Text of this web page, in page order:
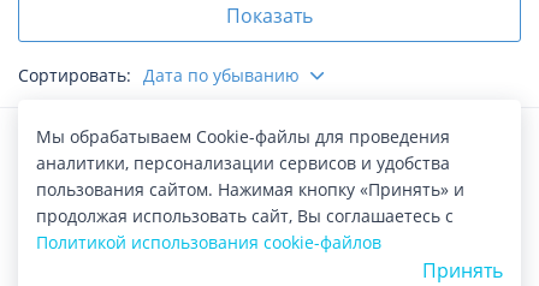
Показать
Сортировать: Дата по убыванию
5
31.07.2026 Санкт-Петербург
Мы обрабатываем Cookie-файлы для проведения
аналитики, персонализации сервисов и удобства
пользования сайтом. Нажимая кнопку «Принять» и
продолжая использовать сайт, Вы соглашаетесь с
Политикой использования cookie-файлов
Принять